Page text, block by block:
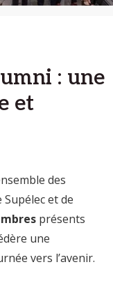
: une
et
des
Supélec et de
présents
une
vers l’avenir.